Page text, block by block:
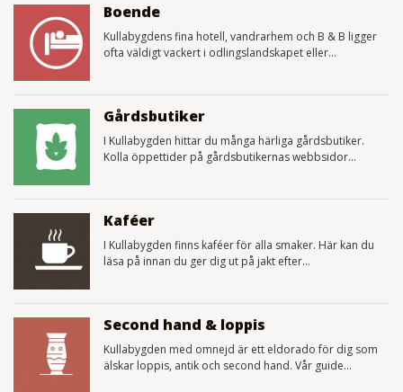
Boende
Kullabygdens fina hotell, vandrarhem och B & B ligger
ofta väldigt vackert i odlingslandskapet eller...
Gårdsbutiker
I Kullabygden hittar du många härliga gårdsbutiker.
Kolla öppettider på gårdsbutikernas webbsidor...
Kaféer
I Kullabygden finns kaféer för alla smaker. Här kan du
läsa på innan du ger dig ut på jakt efter...
Second hand & loppis
Kullabygden med omnejd är ett eldorado för dig som
älskar loppis, antik och second hand. Vår guide...